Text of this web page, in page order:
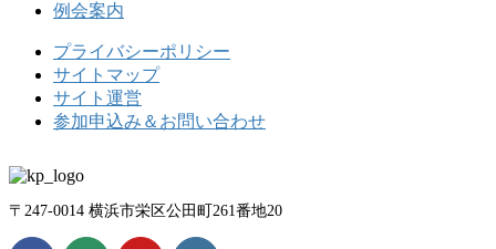
例会案内
プライバシーポリシー
サイトマップ
サイト運営
参加申込み＆お問い合わせ
〒247-0014 横浜市栄区公田町261番地20